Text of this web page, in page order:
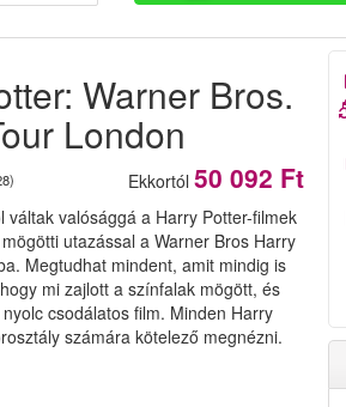
Warner Bros.
London
Ekkortól 50 092 Ft
váltak valósággá a Harry Potter-filmek
utazással a Warner Bros Harry
Megtudhat mindent, amit mindig is
mi zajlott a színfalak mögött, és
csodálatos film. Minden Harry
számára kötelező megnézni.